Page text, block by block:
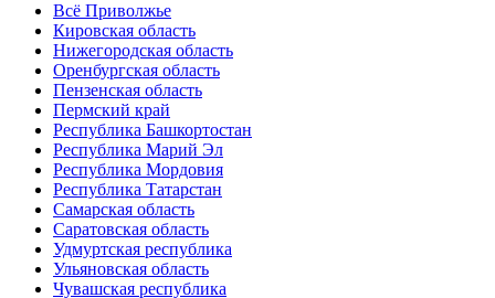
Всё Приволжье
Кировская область
Нижегородская область
Оренбургская область
Пензенская область
Пермский край
Республика Башкортостан
Республика Марий Эл
Республика Мордовия
Республика Татарстан
Самарская область
Саратовская область
Удмуртская республика
Ульяновская область
Чувашская республика